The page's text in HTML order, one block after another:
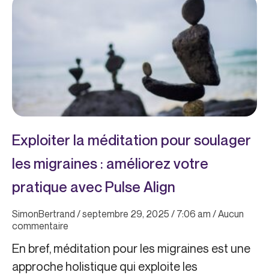
Exploiter la méditation pour soulager
les migraines : améliorez votre
pratique avec Pulse Align
SimonBertrand septembre 29, 2025 7:06 am
Aucun
commentaire
En bref, méditation pour les migraines est une
approche holistique qui exploite les